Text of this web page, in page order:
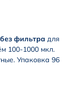
фильтра для
100-1000 мкл.
Упаковка 96